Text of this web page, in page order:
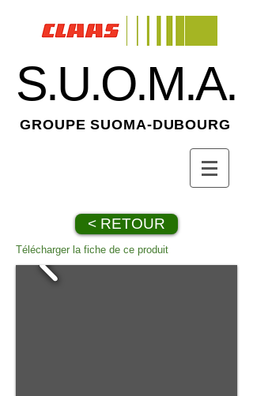
S.U.O.M.A.
GROUPE SUOMA-DUBOURG
< RETOUR
Télécharger la fiche de ce produit